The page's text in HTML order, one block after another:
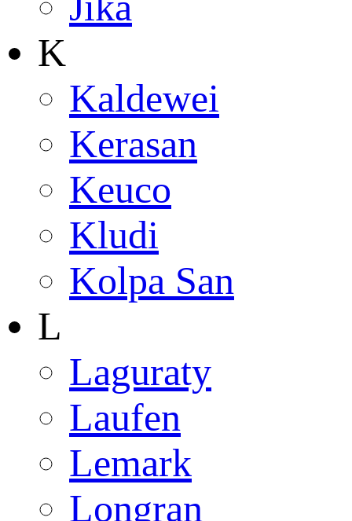
K
Kaldewei
Kerasan
Keuco
Kludi
Kolpa San
L
Laguraty
Laufen
Lemark
Longran